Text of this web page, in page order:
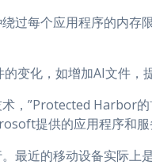
过每个应用程序的内存
变化，如增加AI文件，
术，”Protected Harbor
提供的应用程序和服
最近的移动设备实际上